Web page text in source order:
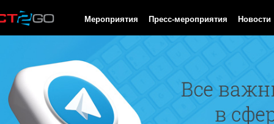
Мероприятия Пресс-мероприятия Новости